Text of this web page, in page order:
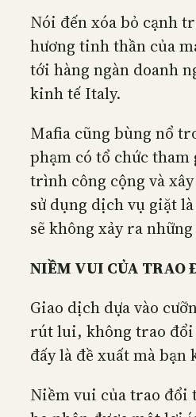
Nói đến xóa bỏ cạnh
hương tinh thần của
tới hàng ngàn doanh
kinh tế Italy.
Mafia cũng bùng nổ
phạm có tổ chức
trình công cộng và
sử dụng dịch vụ giặt
sẽ không xảy ra
NIỀM VUI CỦA TRAO
Giao dịch dựa vào
rút lui, không trao đổi
đấy là đề xuất mà
Niềm vui của trao đổi